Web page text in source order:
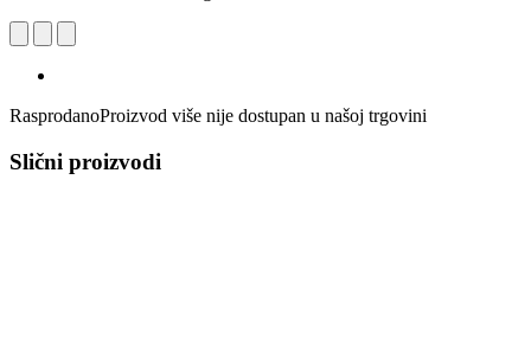
RasprodanoProizvod više nije dostupan u našoj trgovini
Slični proizvodi